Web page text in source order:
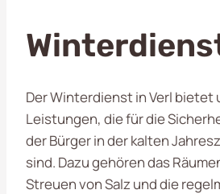
Der Winterdienst in Verl bietet
Leistungen, die für die
der Bürger in der kalten
sind. Dazu gehören das
Streuen von Salz und die